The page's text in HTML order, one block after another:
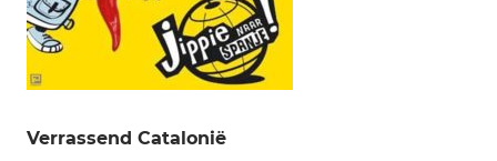
Verrassend Catalonië